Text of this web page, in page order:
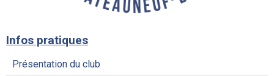
Infos pratiques
Présentation du club